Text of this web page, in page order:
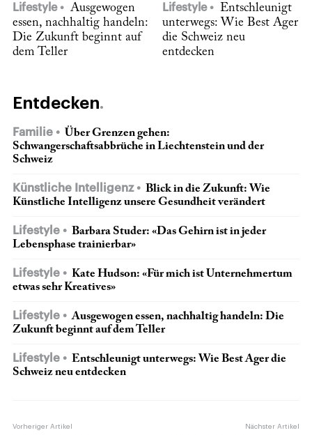
Lifestyle
Ausgewogen
essen, nachhaltig handeln:
Die Zukunft beginnt auf
dem Teller
Lifestyle
Entschleunigt
unterwegs: Wie Best Ager
die Schweiz neu
entdecken
Entdecken
Familie
Über Grenzen gehen:
Schwangerschaftsabbrüche in Liechtenstein und der
Schweiz
Künstliche Intelligenz
Blick in die Zukunft: Wie
Künstliche Intelligenz unsere Gesundheit verändert
Lifestyle
Barbara Studer: «Das Gehirn ist in jeder
Lebensphase trainierbar»
Lifestyle
Kate Hudson: «Für mich ist Unternehmertum
etwas sehr Kreatives»
Lifestyle
Ausgewogen essen, nachhaltig handeln: Die
Zukunft beginnt auf dem Teller
Lifestyle
Entschleunigt unterwegs: Wie Best Ager die
Schweiz neu entdecken
Vorheriger Artikel Nächster Artikel